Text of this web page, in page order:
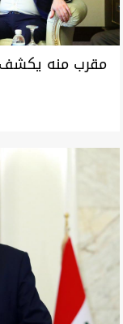
مقرب منه يكشف